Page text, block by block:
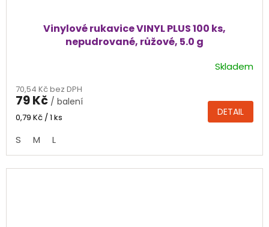
Vinylové rukavice VINYL PLUS 100 ks,
nepudrované, růžové, 5.0 g
produktu
je
4,7
5
hvězdiček.
Skladem
70,54 Kč bez DPH
79 Kč / balení
Měrná
0,79 Kč / 1 ks DETAIL
S M L